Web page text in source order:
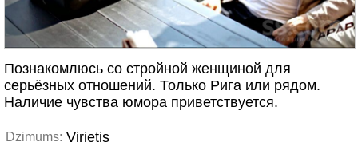
Познакомлюсь со стройной женщиной для
серьёзных отношений. Только Рига или рядом.
Наличие чувства юмора приветствуется.
Dzimums: Virietis